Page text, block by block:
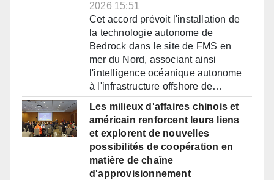
2026 15:51
Cet accord prévoit l'installation de
la technologie autonome de
Bedrock dans le site de FMS en
mer du Nord, associant ainsi
l'intelligence océanique autonome
à l'infrastructure offshore de…
Les milieux d'affaires chinois et
américain renforcent leurs liens
et explorent de nouvelles
possibilités de coopération en
matière de chaîne
d'approvisionnement